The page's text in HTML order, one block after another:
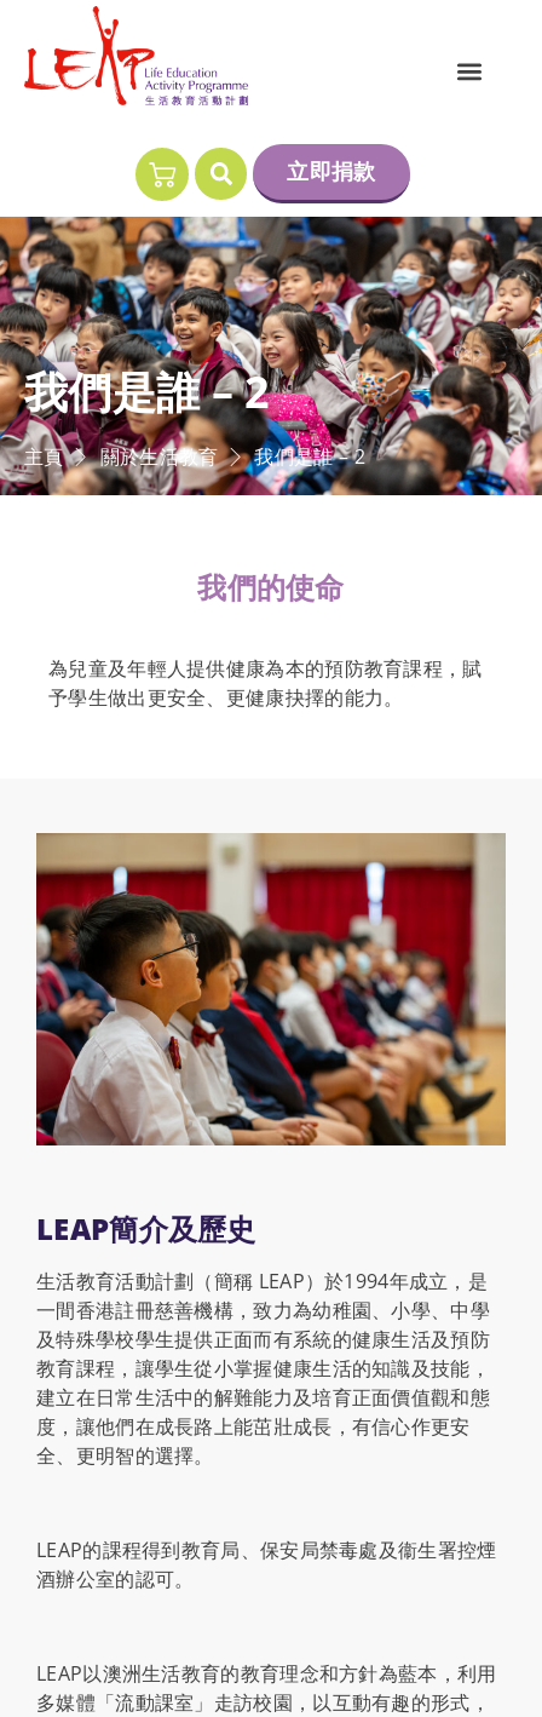
立即捐款
我們是誰 – 2
主頁 關於生活教育 我們是誰 – 2
我們的使命
為兒童及年輕人提供健康為本的預防教育課程，賦
予學生做出更安全、更健康抉擇的能力。
LEAP簡介及歷史
生活教育活動計劃（簡稱 LEAP）於1994年成立，是
一間香港註冊慈善機構，致力為幼稚園、小學、中學
及特殊學校學生提供正面而有系統的健康生活及預防
教育課程，讓學生從小掌握健康生活的知識及技能，
建立在日常生活中的解難能力及培育正面價值觀和態
度，讓他們在成長路上能茁壯成長，有信心作更安
全、更明智的選擇。
LEAP的課程得到教育局、保安局禁毒處及衞生署控煙
酒辦公室的認可。
LEAP以澳洲生活教育的教育理念和方針為藍本，利用
多媒體「流動課室」走訪校園，以互動有趣的形式，